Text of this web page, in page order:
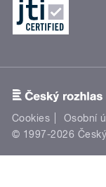
Cookies Osobní
© 1997-2026